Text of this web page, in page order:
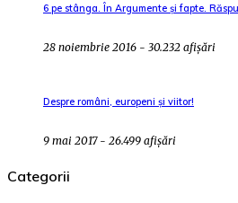
6 pe stânga. În Argumente și fapte.
28 noiembrie 2016 - 30.232 afișări
Despre români, europeni și viitor!
9 mai 2017 - 26.499 afișări
Categorii